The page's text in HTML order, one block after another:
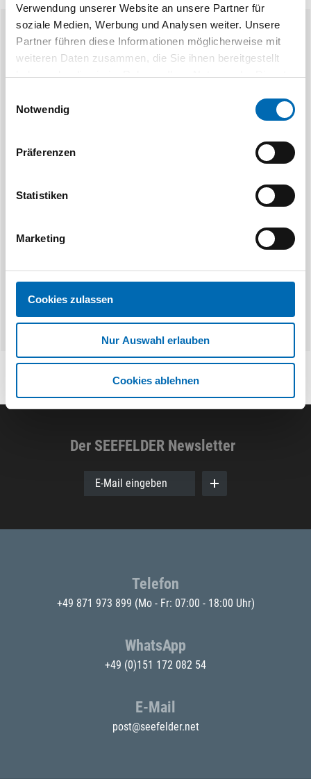
Verwendung unserer Website an unsere Partner für
soziale Medien, Werbung und Analysen weiter. Unsere
Partner führen diese Informationen möglicherweise mit
weiteren Daten zusammen, die Sie ihnen bereitgestellt
haben oder die sie im Rahmen Ihrer Nutzung der Dienste
Notwendig
Präferenzen
Statistiken
Marketing
Cookies zulassen
Nur Auswahl erlauben
Cookies ablehnen
Ähnliche Produkte
Unterlegscheibe verzinkt
21
Der SEEFELDER Newsletter
E-Mail eingeben
Telefon
+49 871 973 899 (Mo - Fr: 07:00 - 18:00 Uhr)
WhatsApp
+49 (0)151 172 082 54
E-Mail
post@seefelder.net